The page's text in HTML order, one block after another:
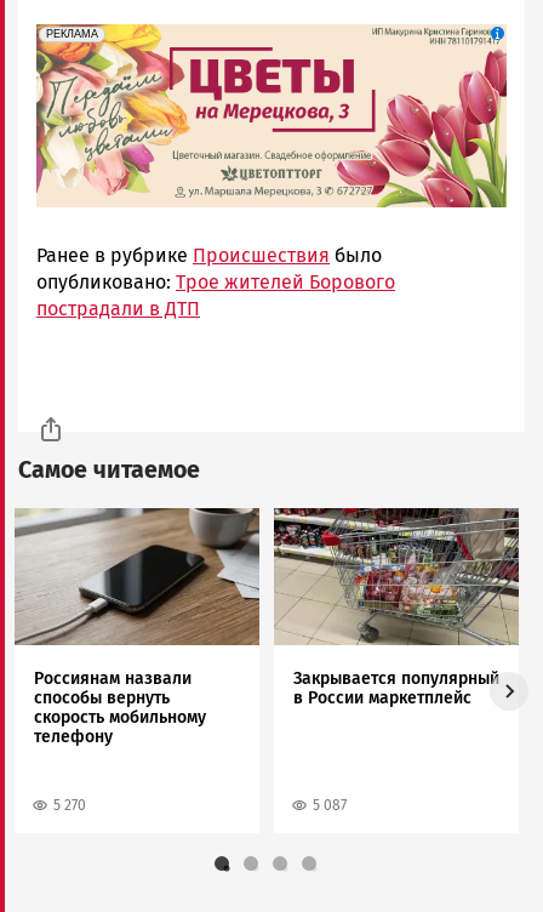
erid: 2SDnjdAF4V7
РЕКЛАМА
Реклама
Ранее в рубрике Происшествия было
опубликовано: Трое жителей Борового
пострадали в ДТП
Самое читаемое
Image
Россиянам назвали
способы вернуть
скорость мобильному
телефону
5 270
Image
Закрывается популярный
в России маркетплейс
5 087